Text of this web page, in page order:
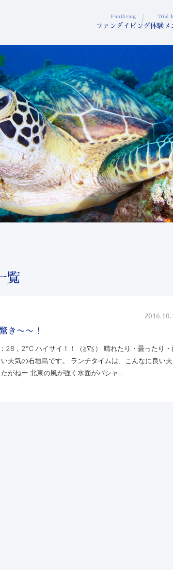
FunDiving
ファンダイビング
Trial
体験メ
覧
き〜〜！
28，2℃ ハイサイ！！（≧∇≦） 晴れたり・曇ったり・
天気の石垣島です。 ランチタイムは、こんなに良い
がねー 北東の風が強く水面がバシャ…